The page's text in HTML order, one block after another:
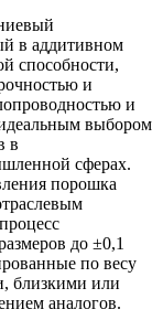
в аддитивном
способности,
и
и
выбором
в
сферах.
порошка
до ±0,1
по весу
близкими или
аналогов.